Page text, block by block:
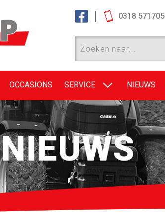
0318 571705
OCCASIONS SERVICE NIEUWS
NIEUWS